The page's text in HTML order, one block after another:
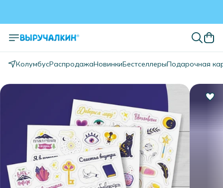
КолумбусРаспродажаНовинкиБестселлерыПодарочная